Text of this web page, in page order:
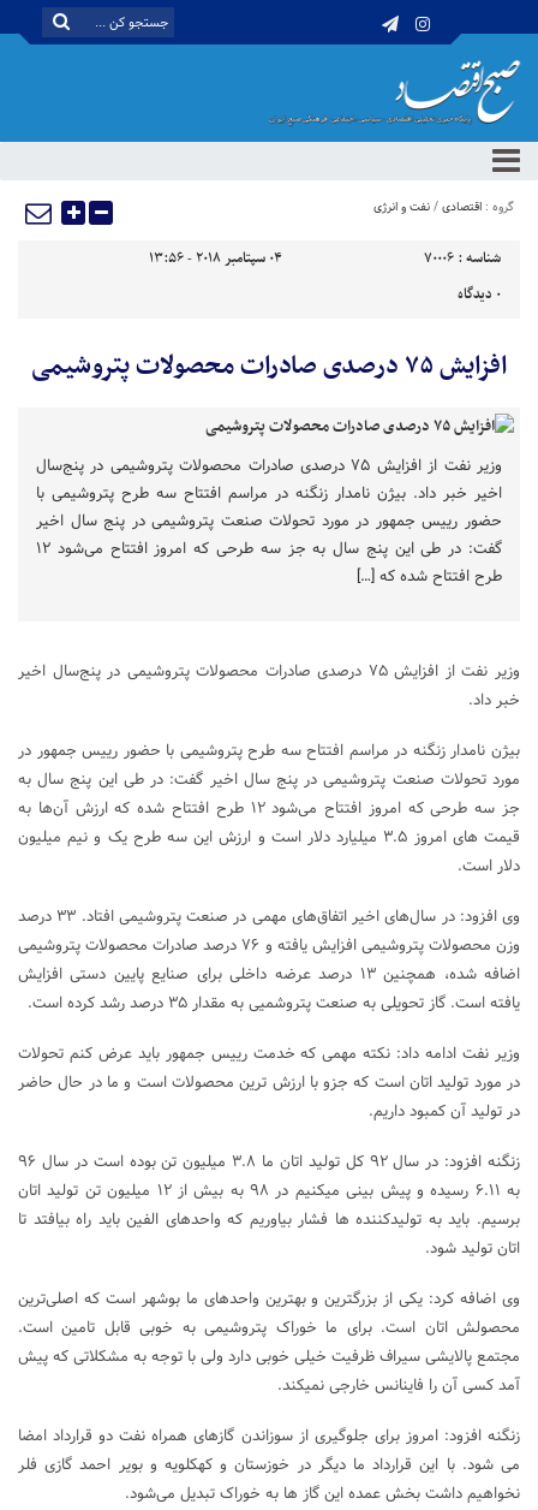
گروه : اقتصادی/نفت و انرژی
شناسه : 70006
04 سپتامبر 2018 - 13:56
0 دیدگاه
افزایش ۷۵ درصدی صادرات محصولات پتروشیمی
وزیر نفت از افزایش ۷۵ درصدی صادرات محصولات پتروشیمی در پنج‌سال
اخیر خبر داد. بیژن نامدار زنگنه در مراسم افتتاح سه طرح پتروشیمی با
حضور رییس جمهور در مورد تحولات صنعت پتروشیمی در پنج سال اخیر
گفت: در طی این پنج سال به جز سه طرحی که امروز افتتاح می‌شود ۱۲
طرح افتتاح شده که […]
وزیر نفت از افزایش ۷۵ درصدی صادرات محصولات پتروشیمی در پنج‌سال اخیر
خبر داد.
بیژن نامدار زنگنه در مراسم افتتاح سه طرح پتروشیمی با حضور رییس جمهور در
مورد تحولات صنعت پتروشیمی در پنج سال اخیر گفت: در طی این پنج سال به
جز سه طرحی که امروز افتتاح می‌شود ۱۲ طرح افتتاح شده که ارزش آن‌ها به
قیمت های امروز ۳.۵ میلیارد دلار است و ارزش این سه طرح یک و نیم میلیون
دلار است.
وی افزود: در سال‌های اخیر اتفاق‌های مهمی در صنعت پتروشیمی افتاد. ۳۳ درصد
وزن محصولات پتروشیمی افزایش یافته و ۷۶ درصد صادرات محصولات پتروشیمی
اضافه شده، همچنین ۱۳ درصد عرضه داخلی برای صنایع پایین دستی افزایش
یافته است. گاز تحویلی به صنعت پتروشمیی به مقدار ۳۵ درصد رشد کرده است.
وزیر نفت ادامه داد: نکته مهمی که خدمت رییس جمهور باید عرض کنم تحولات
در مورد تولید اتان است که جزو با ارزش ترین محصولات است و ما در حال حاضر
در تولید آن کمبود داریم.
زنگنه افزود: در سال ۹۲ کل تولید اتان ما ۳.۸ میلیون تن بوده است در سال ۹۶
به ۶.۱۱ رسیده و پیش بینی میکنیم در ۹۸ به بیش از ۱۲ میلیون تن تولید اتان
برسیم. باید به تولیدکننده ها فشار بیاوریم که واحدهای الفین باید راه بیافتد تا
اتان تولید شود.
وی اضافه کرد: یکی از بزرگترین و بهترین واحدهای ما بوشهر است که اصلی‌ترین
محصولش اتان است. برای ما خوراک پتروشیمی به خوبی قابل تامین است.
مجتمع پالایشی سیراف ظرفیت خیلی خوبی دارد ولی با توجه به مشکلاتی که پیش
آمد کسی آن را فاینانس خارجی نمیکند.
زنگنه افزود: امروز برای جلوگیری از سوزاندن گازهای همراه نفت دو قرارداد امضا
می شود. با این قرارداد ما دیگر در خوزستان و کهکلویه و بویر احمد گازی فلر
نخواهیم داشت بخش عمده این گاز ها به خوراک تبدیل می‌شود.